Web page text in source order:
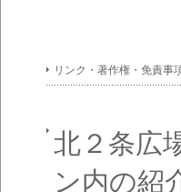
リンク・著作権・免責事
北２条広
ン内の紹